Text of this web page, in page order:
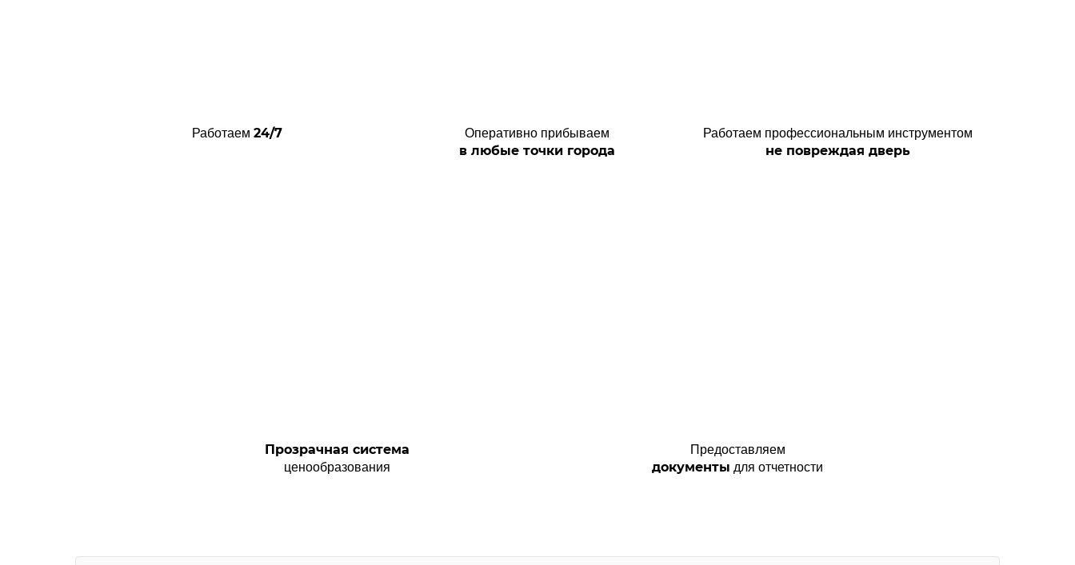
Работаем 24/7 Оперативно прибываем
в любые точки города
Работаем профессиональным инструментом
не повреждая дверь
Прозрачная система
ценообразования
Предоставляем
документы для отчетности